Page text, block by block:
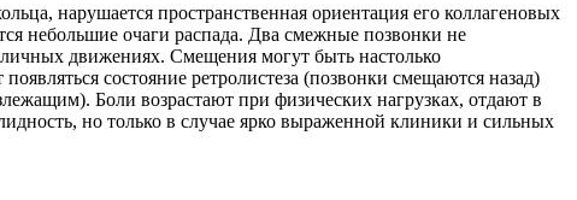
нарушается пространственная ориентация его коллагеновых
небольшие очаги распада. Два смежные позвонки не
движениях. Смещения могут быть настолько
состояние ретролистеза (позвонки смещаются назад)
Боли возрастают при физических нагрузках, отдают в
но только в случае ярко выраженной клиники и сильных